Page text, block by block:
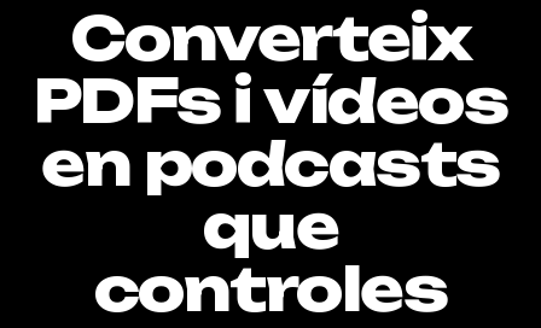
Converteix
PDFs i vídeos
en podcasts
que
controles